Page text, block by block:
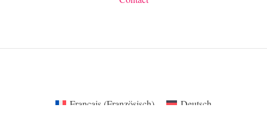
Français (Französisch) Deutsch